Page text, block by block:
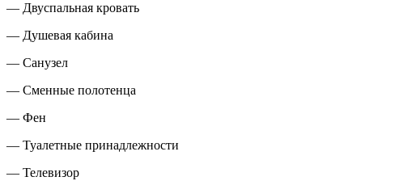
— Двуспальная кровать
— Душевая кабина
— Санузел
— Сменные полотенца
— Фен
— Туалетные принадлежности
— Телевизор